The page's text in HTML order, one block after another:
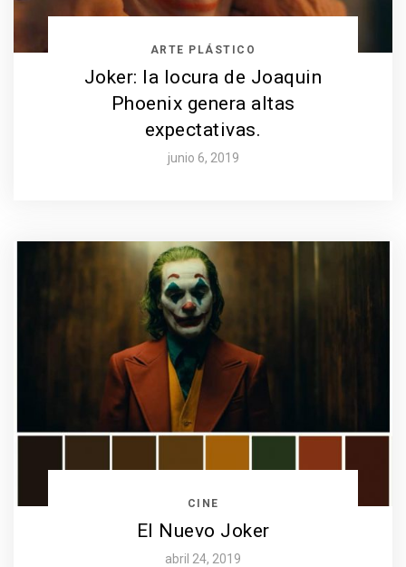
ARTE PLÁSTICO
Joker: la locura de Joaquin
Phoenix genera altas
expectativas.
junio 6, 2019
CINE
El Nuevo Joker
abril 24, 2019